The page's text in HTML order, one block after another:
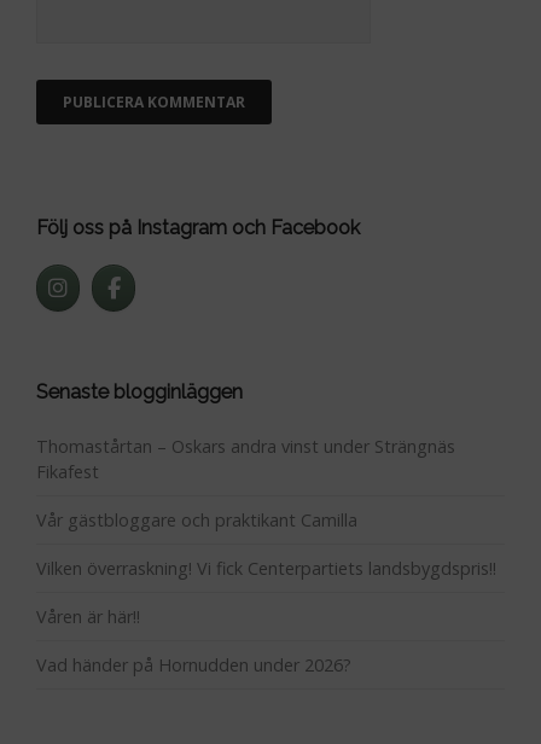
Följ oss på Instagram och Facebook
Senaste blogginläggen
Thomastårtan – Oskars andra vinst under Strängnäs
Fikafest
Vår gästbloggare och praktikant Camilla
Vilken överraskning! Vi fick Centerpartiets landsbygdspris!!
Våren är här!!
Vad händer på Hornudden under 2026?